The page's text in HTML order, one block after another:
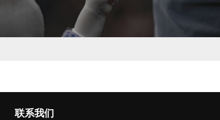
联系我们